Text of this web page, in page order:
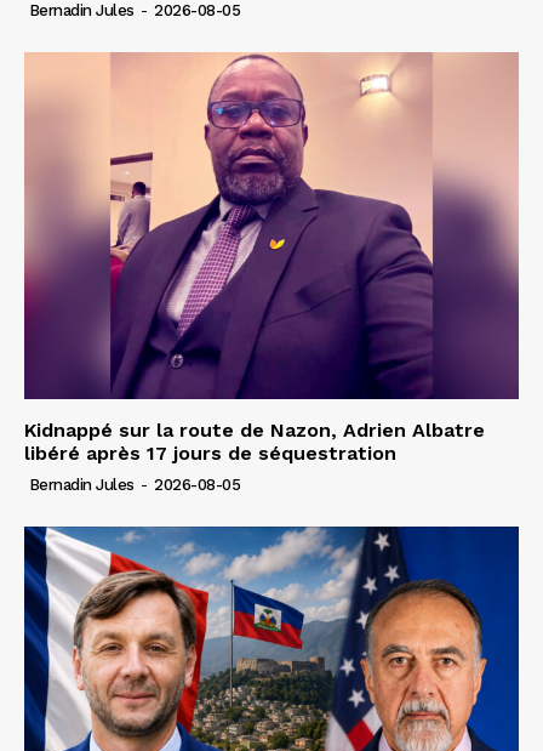
Bernadin Jules - 2026-08-05
Kidnappé sur la route de Nazon, Adrien Albatre
libéré après 17 jours de séquestration
Bernadin Jules - 2026-08-05